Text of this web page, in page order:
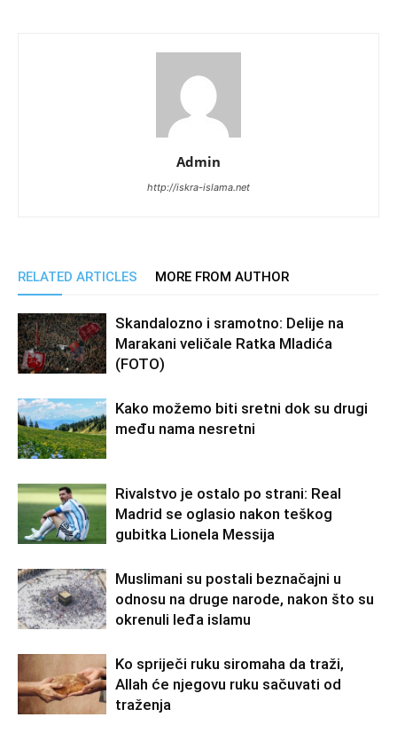
Admin
http://iskra-islama.net
RELATED ARTICLES MORE FROM AUTHOR
Skandalozno i sramotno: Delije na
Marakani veličale Ratka Mladića
(FOTO)
Kako možemo biti sretni dok su drugi
među nama nesretni
Rivalstvo je ostalo po strani: Real
Madrid se oglasio nakon teškog
gubitka Lionela Messija
Muslimani su postali beznačajni u
odnosu na druge narode, nakon što su
okrenuli leđa islamu
Ko spriječi ruku siromaha da traži,
Allah će njegovu ruku sačuvati od
traženja